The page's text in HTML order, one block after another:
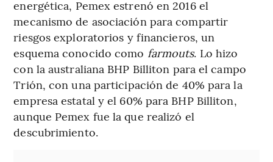
energética, Pemex estrenó en 2016 el
mecanismo de asociación para compartir
riesgos exploratorios y financieros, un
esquema conocido como farmouts. Lo hizo
con la australiana BHP Billiton para el campo
Trión, con una participación de 40% para la
empresa estatal y el 60% para BHP Billiton,
aunque Pemex fue la que realizó el
descubrimiento.